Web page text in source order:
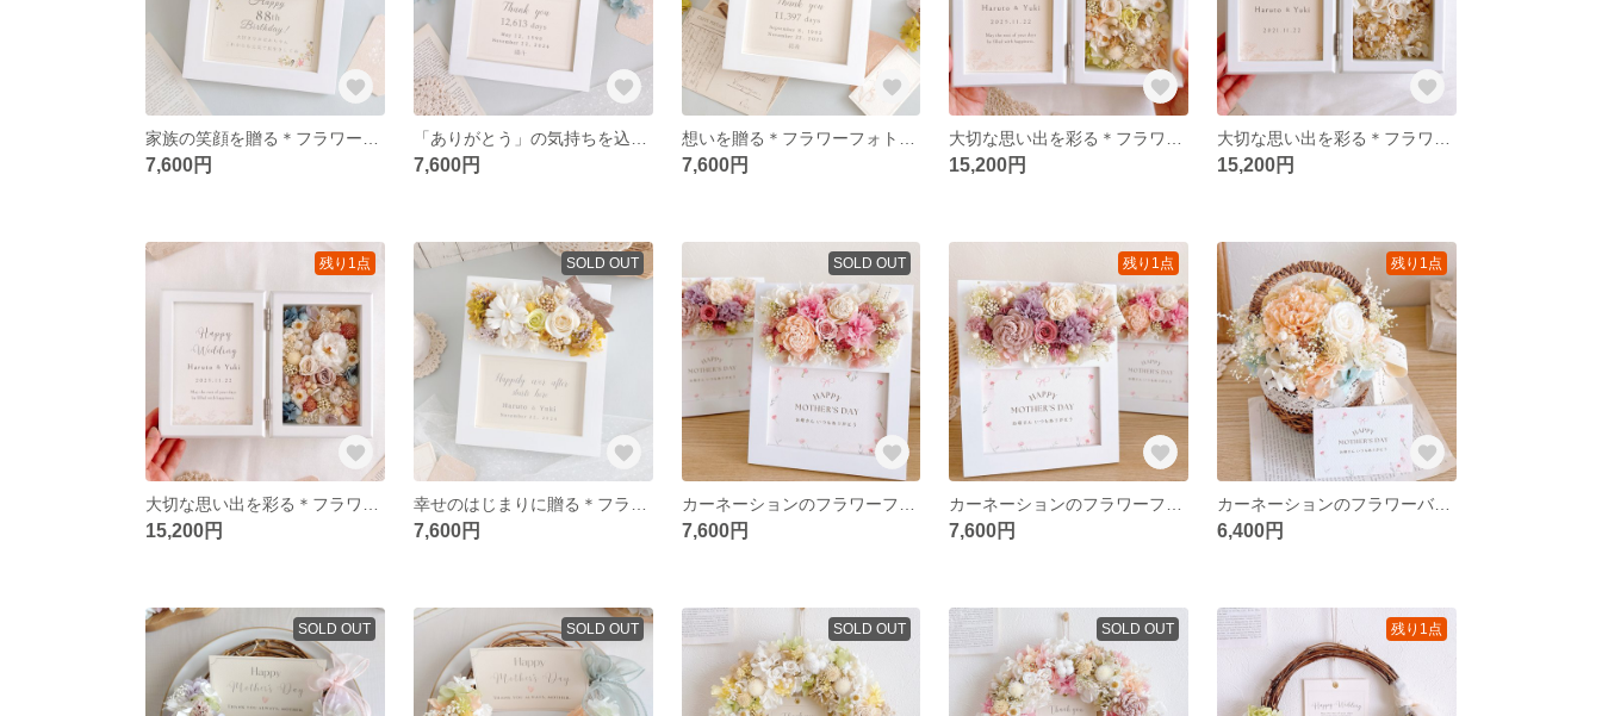
7,600円 7,600円 7,600円 15,200円 15,200円
残り1点
15,200円
SOLD OUT
7,600円
SOLD OUT
7,600円
残り1点
7,600円
残り1点
カーネーションのフラワーバスケット 【ハニーアプリコット】 花かご アレンジメント カゴ かすみ草 バラ オレンジ
6,400円
SOLD OUT SOLD OUT SOLD OUT SOLD OUT 残り1点